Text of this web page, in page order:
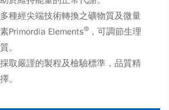
種經尖端技術轉換之礦物質及微量
Primordia Elements® ，可調節生理
。
取嚴謹的製程及檢驗標準，品質精
。